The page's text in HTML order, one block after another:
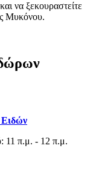
να ξεκουραστείτε
Μυκόνου.
11 π.μ. - 12 π.μ.